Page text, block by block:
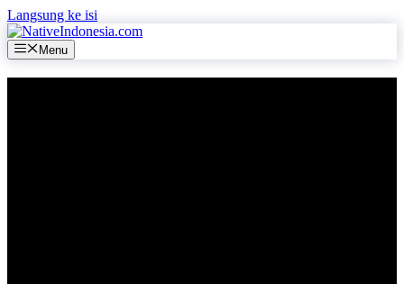
Langsung ke isi
Menu